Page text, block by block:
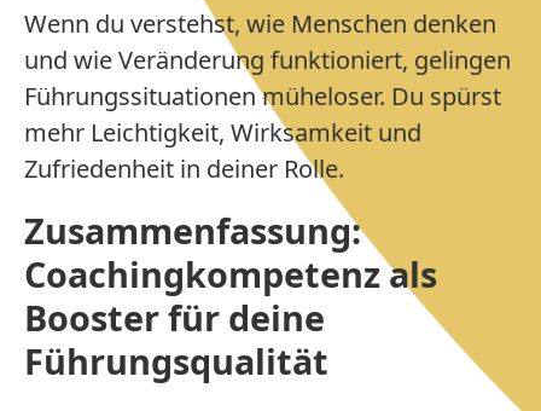
Wenn du verstehst, wie Menschen denken
und wie Veränderung funktioniert, gelingen
Führungssituationen müheloser. Du spürst
mehr Leichtigkeit, Wirksamkeit und
Zufriedenheit in deiner Rolle.
Zusammenfassung:
Coachingkompetenz als
Booster für deine
Führungsqualität